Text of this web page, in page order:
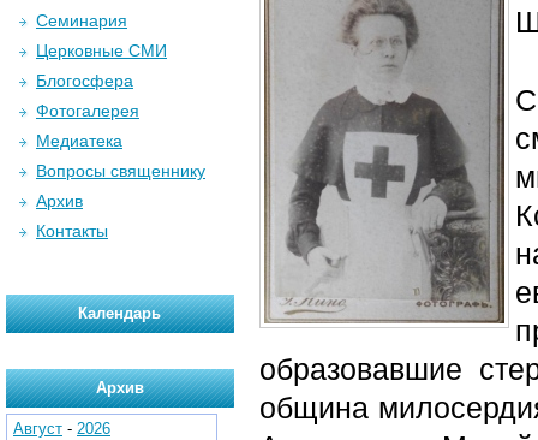
образовавшие
община
Семинария
Церковные СМИ
Блогосфера
Фотогалерея
Медиатека
Вопросы священнику
Архив
Контакты
Календарь
Архив
Август - 2026